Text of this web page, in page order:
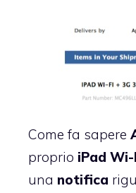
Come fa sapere
proprio iPad Wi-
una notifica